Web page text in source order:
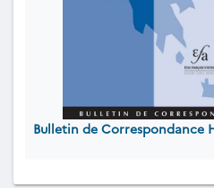
Bulletin de Correspondance